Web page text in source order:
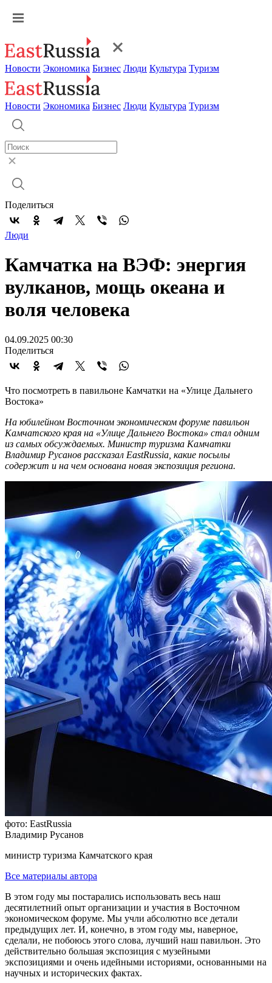
Новости Экономика Бизнес Люди Культура Туризм
Новости Экономика Бизнес Люди Культура Туризм
Поделиться
Люди
Камчатка на ВЭФ: энергия
вулканов, мощь океана и
воля человека
04.09.2025 00:30
Поделиться
Что посмотреть в павильоне Камчатки на «Улице Дальнего
Востока»
На юбилейном Восточном экономическом форуме павильон
Камчатского края на «Улице Дальнего Востока» стал одним
из самых обсуждаемых. Министр туризма Камчатки
Владимир Русанов рассказал EastRussia, какие посылы
содержит и на чем основана новая экспозиция региона.
фото: EastRussia
Владимир Русанов
министр туризма Камчатского края
Все материалы автора
В этом году мы постарались использовать весь наш
десятилетний опыт организации и участия в Восточном
экономическом форуме. Мы учли абсолютно все детали
предыдущих лет. И, конечно, в этом году мы, наверное,
сделали, не побоюсь этого слова, лучший наш павильон. Это
действительно большая экспозиция с музейными
экспозициями и очень идейными историями, основанными на
научных и исторических фактах.